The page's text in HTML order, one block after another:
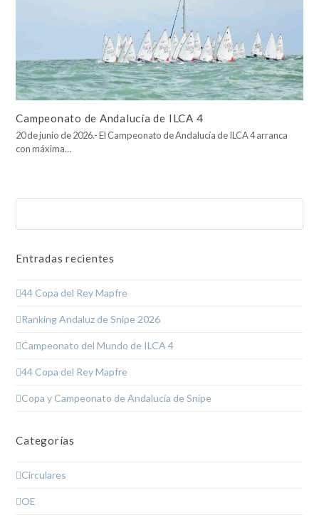
Campeonato de Andalucía de ILCA 4
20 de junio de 2026.- El Campeonato de Andalucía de ILCA 4 arranca
con máxima…
Entradas recientes
44 Copa del Rey Mapfre
Ranking Andaluz de Snipe 2026
Campeonato del Mundo de ILCA 4
44 Copa del Rey Mapfre
Copa y Campeonato de Andalucía de Snipe
Categorías
Circulares
OE